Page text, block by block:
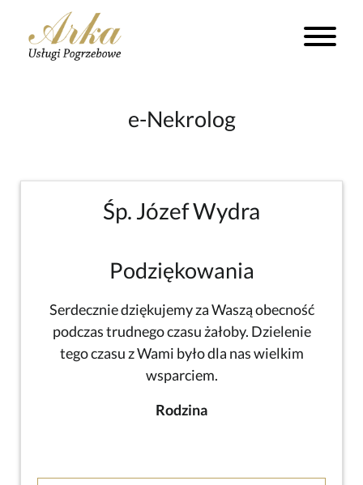
e-Nekrolog
Śp. Józef Wydra
Podziękowania
Serdecznie dziękujemy za Waszą obecność
podczas trudnego czasu żałoby. Dzielenie
tego czasu z Wami było dla nas wielkim
wsparciem.
Rodzina